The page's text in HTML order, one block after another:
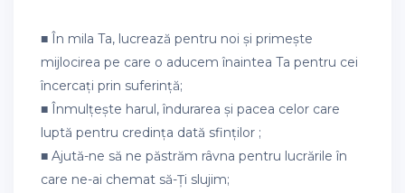
■ În mila Ta, lucrează pentru noi și primește
mijlocirea pe care o aducem înaintea Ta pentru cei
încercați prin suferință;
■ Înmulțește harul, îndurarea și pacea celor care
luptă pentru credința dată sfinților ;
■ Ajută-ne să ne păstrăm râvna pentru lucrările în
care ne-ai chemat să-Ți slujim;